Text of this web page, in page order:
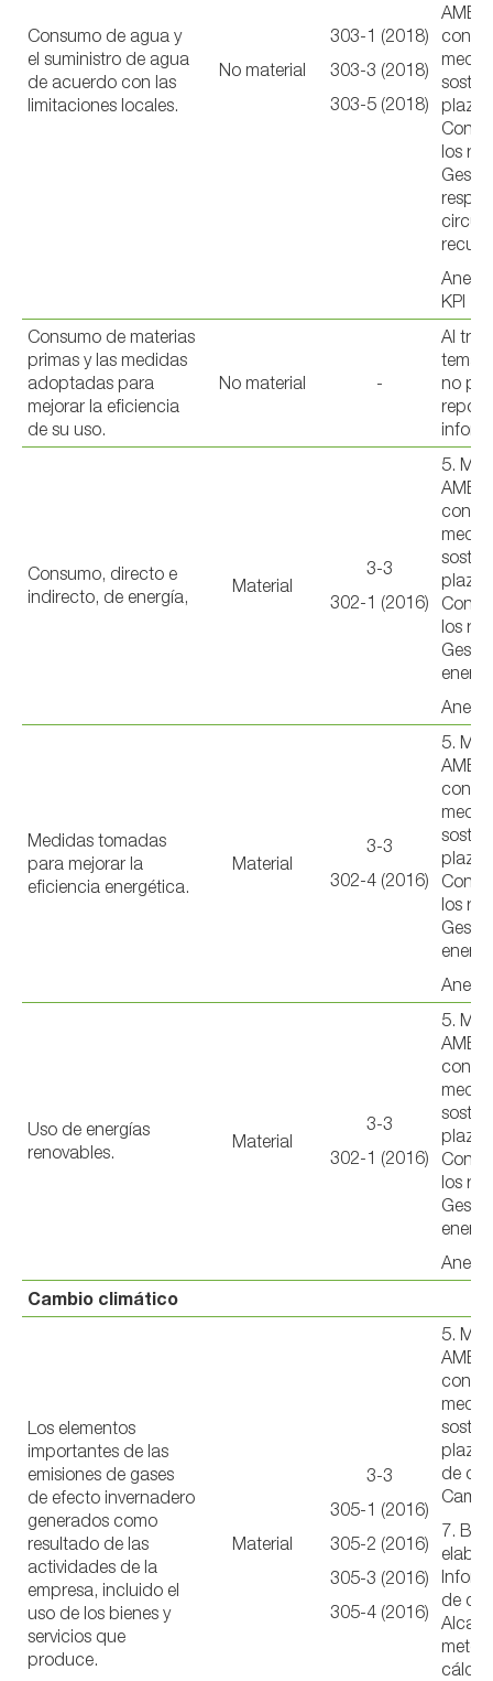
Consumo de agua y
el suministro de agua
de acuerdo con las
limitaciones locales.
No material
303-1 (2018)
303-3 (2018)
303-5 (2018)
con
plazo
los
KPI
Consumo de materias
primas y las medidas
adoptadas para
mejorar la eficiencia
de su uso.
No material -
Al
tema
no
Consumo, directo e
indirecto, de energía,
Material
3-3
302-1 (2016)
5.
con
plazo
los
Anexo
Medidas tomadas
para mejorar la
eficiencia energética.
Material
3-3
302-4 (2016)
5.
con
plazo
los
Anexo
Uso de energías
renovables.
Material
3-3
302-1 (2016)
5.
con
plazo
los
Anexo
Cambio climático
Los elementos
importantes de las
emisiones de gases
de efecto invernadero
generados como
resultado de las
actividades de la
empresa, incluido el
uso de los bienes y
servicios que
produce.
Material
3-3
305-1 (2016)
305-2 (2016)
305-3 (2016)
305-4 (2016)
5.
con
plazo
de
7.
de